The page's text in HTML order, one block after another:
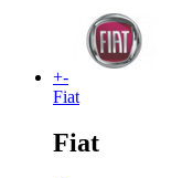
+-
Fiat
Fiat